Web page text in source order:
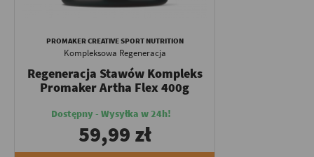
PROMAKER CREATIVE SPORT NUTRITION
Kompleksowa Regeneracja
Regeneracja Stawów Kompleks
Promaker Artha Flex 400g
Dostępny - Wysyłka w 24h!
59,99 zł